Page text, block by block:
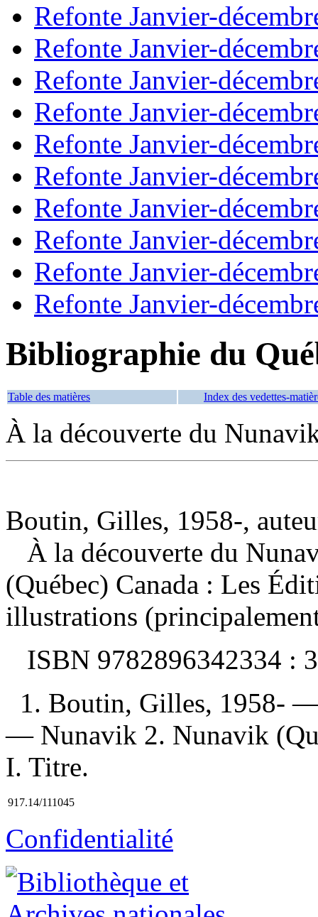
Refonte Janvier-
Refonte Janvier-
Refonte Janvier-
Refonte Janvier-
Refonte Janvier-
Refonte Janvier-
Refonte Janvier-
Refonte Janvier-
Refonte Janvier-
Refonte Janvier-
Bibliographie du
Table des matières Index des vedettes-
À la découverte du
Boutin, Gilles, 1958-,
À la découverte du
(Québec) Canada : Les
illustrations
ISBN 9782896342334 :
1. Boutin, Gilles, 1958-
— Nunavik 2. Nunavik
I. Titre.
917.14/111045
Confidentialité